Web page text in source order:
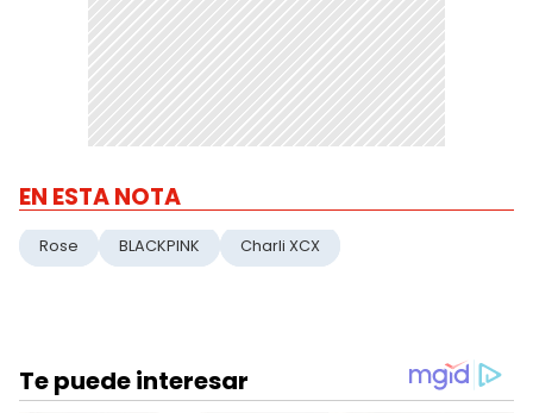
EN ESTA NOTA
Rose BLACKPINK Charli XCX